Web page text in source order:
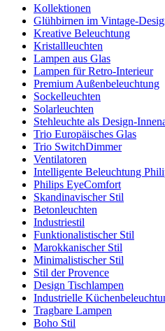
Kollektionen
Glühbirnen im Vintage-
Kreative Beleuchtung
Kristallleuchten
Lampen aus Glas
Lampen für Retro-Interieur
Premium Außenbeleuchtung
Sockelleuchten
Solarleuchten
Stehleuchte als Design-
Trio Europäisches Glas
Trio SwitchDimmer
Ventilatoren
Intelligente Beleuchtung
Philips EyeComfort
Skandinavischer Stil
Betonleuchten
Industriestil
Funktionalistischer Stil
Marokkanischer Stil
Minimalistischer Stil
Stil der Provence
Design Tischlampen
Industrielle
Tragbare Lampen
Boho Stil